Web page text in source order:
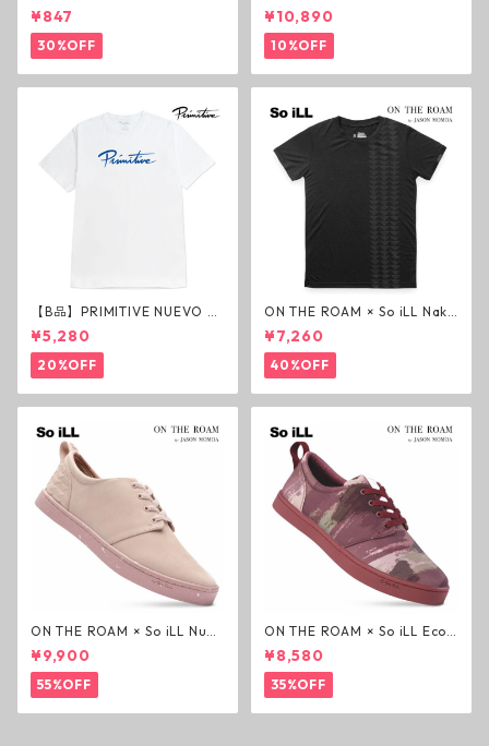
ド グリップテープ ウルトラグ
リップ ホワイト デッキテープ
ジェスアップ ジェサップ
¥847
30%OFF
m Deck P3 スケートボードデ
ッキ プレイヤー メダル
¥10,890
10%OFF
【B品】PRIMITIVE NUEVO SC
RIPT HW TEE WHITE ヘビー
ウェイトTシャツ ホワイト プ
リミティブ
¥5,280
20%OFF
ON THE ROAM × So iLL Nako
a Tee Tシャツ ウルフブラック
オンザローム ジェイソンモモ
ア OTR ビンテージ加工
¥7,260
40%OFF
ON THE ROAM × So iLL Nubu
ck Wino ライフスタイルシュ
ーズ ダーティーピンク オンザ
ローム ジェイソンモモア OTR
スニーカー
¥9,900
55%OFF
ON THE ROAM × So iLL Eco
Camo Wino ライフスタイル
シューズ カモ オンザローム ジ
ェイソンモモア OTR スニーカ
ー
¥8,580
35%OFF